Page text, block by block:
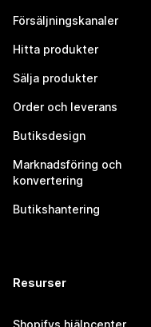
Försäljningskanaler
Hitta produkter
Sälja produkter
Order och leverans
Butiksdesign
Marknadsföring och
konvertering
Butikshantering
Resurser
Shopifys hjälpcenter